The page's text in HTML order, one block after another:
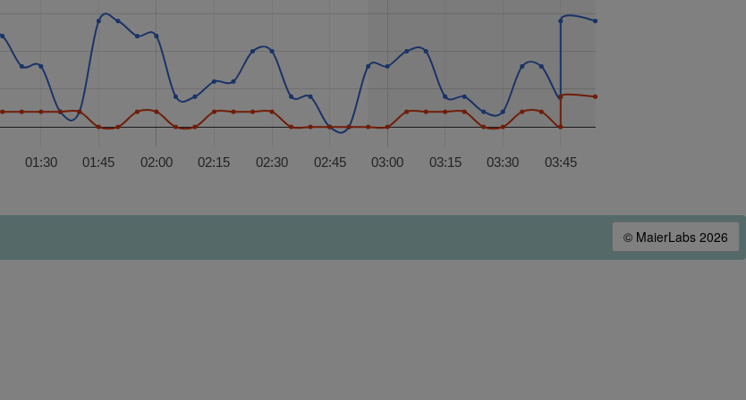
02:00 03:00
01:30 01:45 02:15 02:30 02:45 03:15 03:30 03:45
© MaierLabs 2026